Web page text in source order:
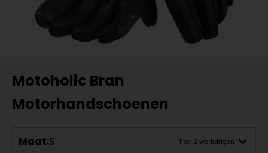
Motoholic Bran
Motorhandschoenen
Maat:S 1 tot 2 werkdagen